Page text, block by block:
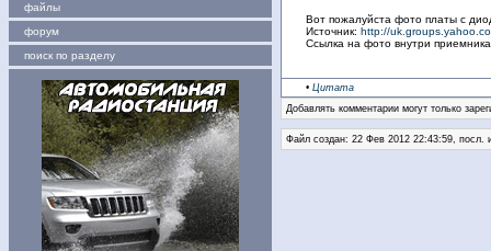
файлы
форум
поиск по разделу
Вот пожалуйста фото платы с
Источник: http://
Ссылка на фото внутри
• Цитата
Добавлять комментарии могут только
Файл создан: 22 Фев 2012 22:43:59, посл.